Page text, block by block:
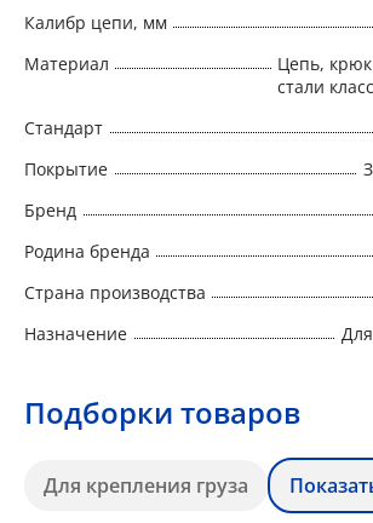
Калибр цепи, мм
Материал
Цепь,
стали
Стандарт
Покрытие
Бренд
Родина бренда
Страна производства
Назначение
Подборки товаров
Для крепления груза